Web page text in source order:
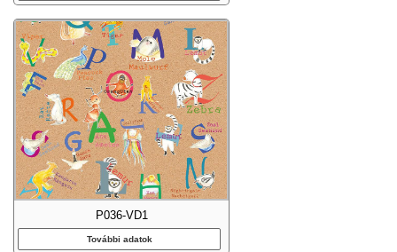
P036-VD1
További adatok